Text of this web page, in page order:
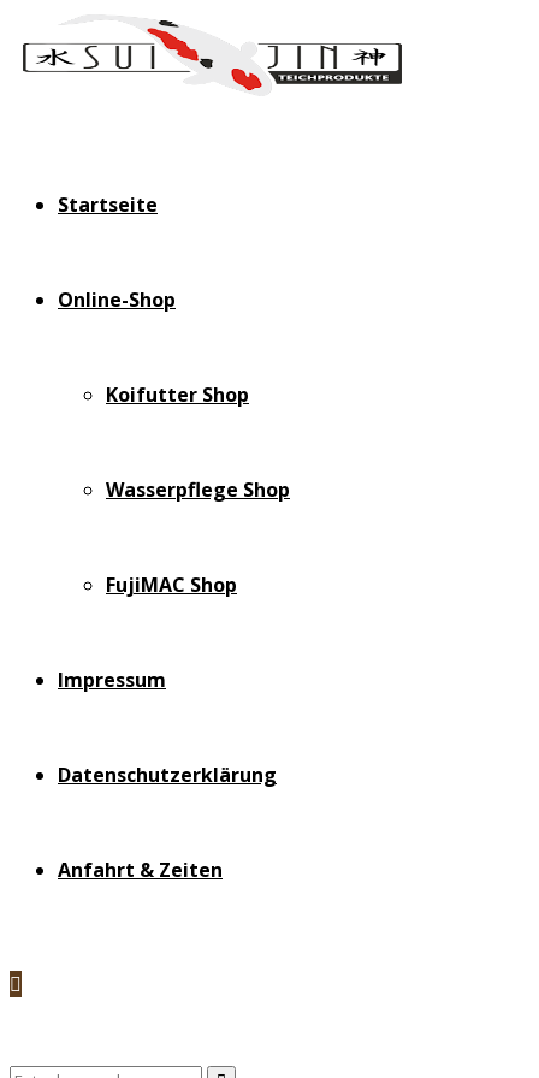
Startseite
Online-Shop
Koifutter Shop
Wasserpflege Shop
FujiMAC Shop
Impressum
Datenschutzerklärung
Anfahrt & Zeiten